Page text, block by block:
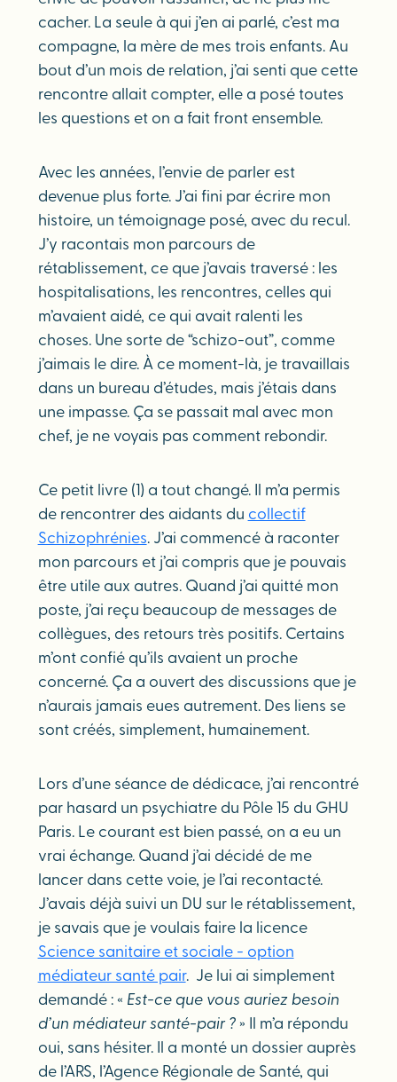
cacher. La seule à qui j’en ai parlé, c’est ma
compagne, la mère de mes trois enfants. Au
bout d’un mois de relation, j’ai senti que cette
rencontre allait compter, elle a posé toutes
les questions et on a fait front ensemble.
Avec les années, l’envie de parler est
devenue plus forte. J’ai fini par écrire mon
histoire, un témoignage posé, avec du recul.
J’y racontais mon parcours de
rétablissement, ce que j’avais traversé : les
hospitalisations, les rencontres, celles qui
m’avaient aidé, ce qui avait ralenti les
choses. Une sorte de “schizo-out”, comme
j’aimais le dire. À ce moment-là, je travaillais
dans un bureau d’études, mais j’étais dans
une impasse. Ça se passait mal avec mon
chef, je ne voyais pas comment rebondir.
Ce petit livre (1) a tout changé. Il m’a permis
de rencontrer des aidants du collectif
Schizophrénies. J’ai commencé à raconter
mon parcours et j’ai compris que je pouvais
être utile aux autres. Quand j’ai quitté mon
poste, j’ai reçu beaucoup de messages de
collègues, des retours très positifs. Certains
m’ont confié qu’ils avaient un proche
concerné. Ça a ouvert des discussions que je
n’aurais jamais eues autrement. Des liens se
sont créés, simplement, humainement.
Lors d’une séance de dédicace, j’ai rencontré
par hasard un psychiatre du Pôle 15 du GHU
Paris. Le courant est bien passé, on a eu un
vrai échange. Quand j’ai décidé de me
lancer dans cette voie, je l’ai recontacté.
J’avais déjà suivi un DU sur le rétablissement,
je savais que je voulais faire la licence
Science sanitaire et sociale - option
médiateur santé pair. Je lui ai simplement
demandé : « Est-ce que vous auriez besoin
d’un médiateur santé-pair ?» Il m’a répondu
oui, sans hésiter. Il a monté un dossier auprès
de l’ARS, l’Agence Régionale de Santé, qui